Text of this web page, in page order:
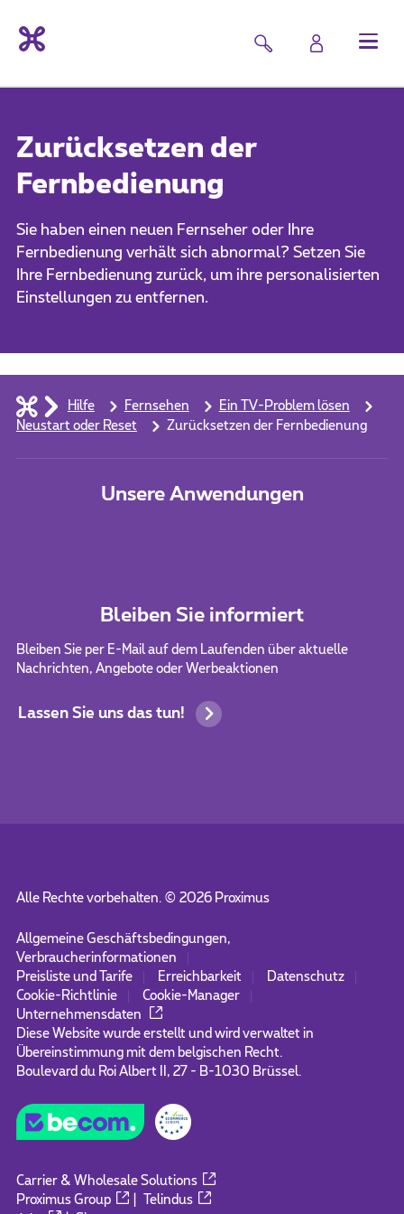
Zurücksetzen der
Fernbedienung
Sie haben einen neuen Fernseher oder Ihre
Fernbedienung verhält sich abnormal? Setzen Sie
Ihre Fernbedienung zurück, um ihre personalisierten
Einstellungen zu entfernen.
Hilfe Fernsehen
Ein TV-Problem lösen
Neustart oder Reset
Zurücksetzen der Fernbedienung
Unsere Anwendungen
Bleiben Sie informiert
Bleiben Sie per E-Mail auf dem Laufenden über aktuelle
Nachrichten, Angebote oder Werbeaktionen
Lassen Sie uns das tun!
Alle Rechte vorbehalten. © 2026Proximus
Allgemeine Geschäftsbedingungen,
Verbraucherinformationen
Preisliste und Tarife
Erreichbarkeit
Datenschutz
Cookie-Richtlinie
Cookie-Manager
Unternehmensdaten
Diese Website wurde erstellt und wird verwaltet in
Übereinstimmung mit dem belgischen Recht.
Boulevard du Roi Albert II, 27 - B-1030 Brüssel.
Carrier & Wholesale Solutions
Proximus Group
Telindus